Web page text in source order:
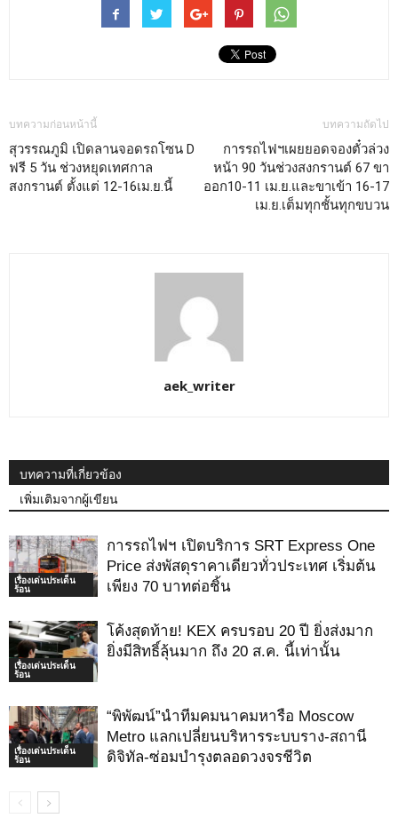
บทความก่อนหน้านี้
สุวรรณภูมิ เปิดลานจอดรถโซน D
ฟรี 5 วัน ช่วงหยุดเทศกาล
สงกรานต์ ตั้งแต่ 12-16เม.ย.นี้
บทความถัดไป
การรถไฟฯเผยยอดจองตั๋วล่วง
หน้า 90 วันช่วงสงกรานต์ 67 ขา
ออก10-11 เม.ย.และขาเข้า 16-17
เม.ย.เต็มทุกชั้นทุกขบวน
aek_writer
บทความที่เกี่ยวข้อง
เพิ่มเติมจากผู้เขียน
เรื่องเด่นประเด็น
ร้อน
การรถไฟฯ เปิดบริการ SRT Express One
Price ส่งพัสดุราคาเดียวทั่วประเทศ เริ่มต้น
เพียง 70 บาทต่อชิ้น
เรื่องเด่นประเด็น
ร้อน
โค้งสุดท้าย! KEX ครบรอบ 20 ปี ยิ่งส่งมาก
ยิ่งมีสิทธิ์ลุ้นมาก ถึง 20 ส.ค. นี้เท่านั้น
เรื่องเด่นประเด็น
ร้อน
“พิพัฒน์”นำทีมคมนาคมหารือ Moscow
Metro แลกเปลี่ยนบริหารระบบราง-สถานี
ดิจิทัล-ซ่อมบำรุงตลอดวงจรชีวิต